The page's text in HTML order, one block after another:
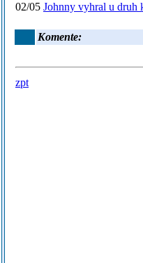
02/05 Johnny vyhral u druh
Komente:
zpt